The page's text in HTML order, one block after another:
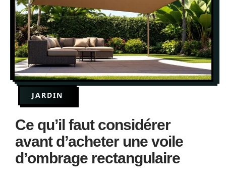
JARDIN
Ce qu’il faut considérer
avant d’acheter une voile
d’ombrage rectangulaire